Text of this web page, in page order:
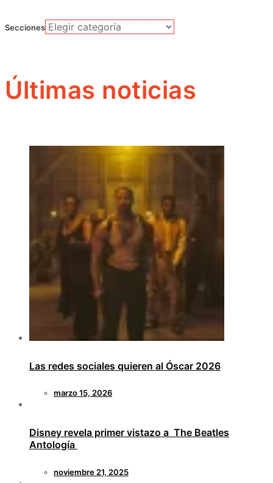
Secciones
Últimas noticias
Las redes sociales quieren al Óscar 2026
marzo 15, 2026
Disney revela primer vistazo a The Beatles
Antología
noviembre 21, 2025